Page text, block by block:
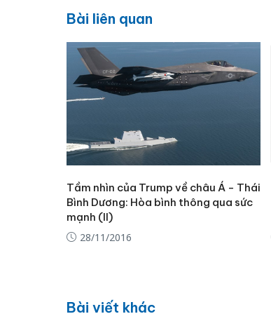
Bài liên quan
Tầm nhìn của Trump về châu Á - Thái
Bình Dương: Hòa bình thông qua sức
mạnh (II)
28/11/2016
Bài viết khác